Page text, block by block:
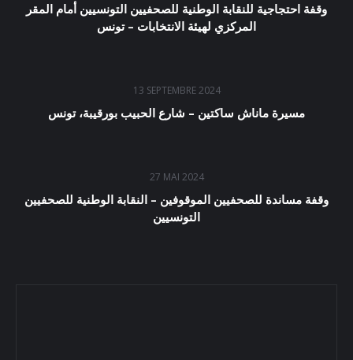
وقفة احتجاجية للنقابة الوطنية للصحفيين التونسيين أمام المقر
المركزي لهيئة الانتخابات – تونس
13 SEPTEMBRE 2024
مسيرة ماناش ساكتين – شارع الحبيب بورقيبة، تونس
27 MAI 2024
وقفة مساندة للصحفيين الموقوفين – النقابة الوطنية للصحفيين
التونسيين